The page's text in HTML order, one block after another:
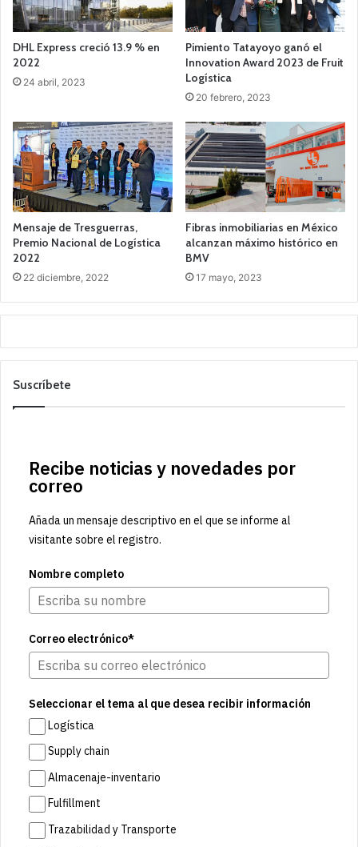
DHL Express creció 13.9 % en
2022
24 abril, 2023
Pimiento Tatayoyo ganó el
Innovation Award 2023 de Fruit
Logística
20 febrero, 2023
Mensaje de Tresguerras,
Premio Nacional de Logística
2022
22 diciembre, 2022
Fibras inmobiliarias en México
alcanzan máximo histórico en
BMV
17 mayo, 2023
Suscríbete
Recibe noticias y novedades por
correo
Añada un mensaje descriptivo en el que se informe al
visitante sobre el registro.
Nombre completo
Correo electrónico*
Seleccionar el tema al que desea recibir información
Logística
Supply chain
Almacenaje-inventario
Fulfillment
Trazabilidad y Transporte